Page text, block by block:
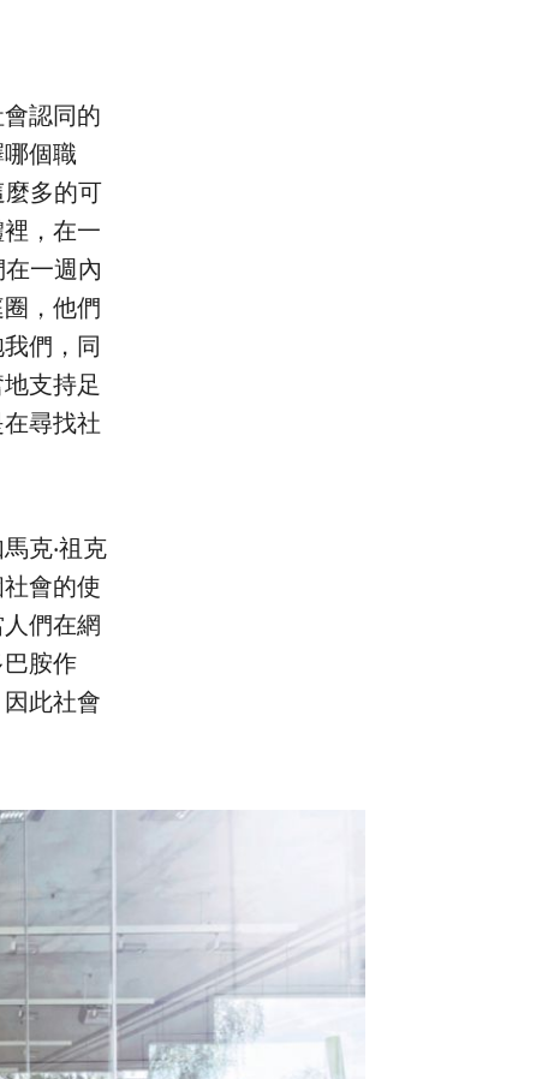
認同的
個職
麼多的可
，在一
一週內
，他們
們，同
支持足
尋找社
克‧祖克
會的使
們在網
胺作
此社會